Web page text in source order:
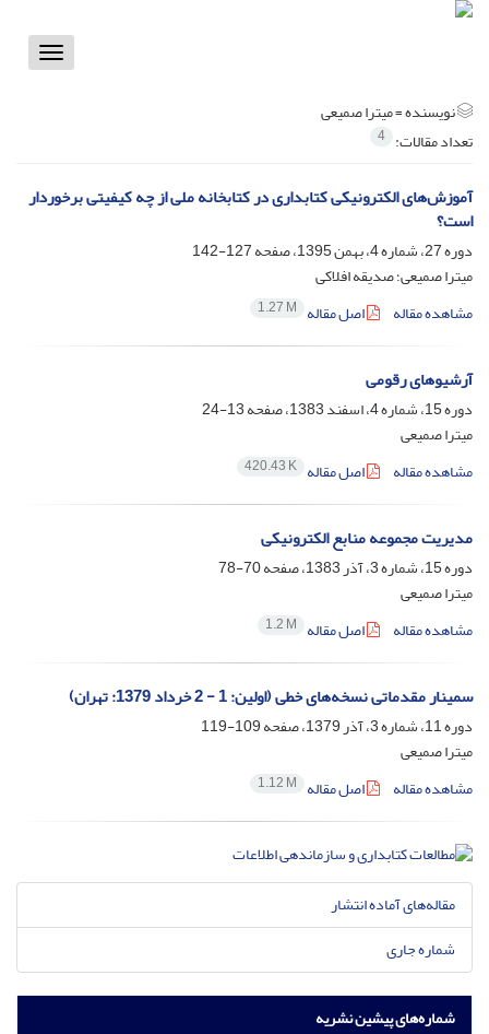
Toggle
نویسنده =میترا صمیعی
تعداد مقالات: 4
آموزش‌های الکترونیکی کتابداری در کتابخانه ملی از چه کیفیتی برخوردار
است؟
دوره 27، شماره 4، بهمن 1395، صفحه
127-142
میترا صمیعی؛ صدیقه افلاکی
مشاهده مقاله
اصل مقاله 1.27 M
آرشیوهای رقومی
دوره 15، شماره 4، اسفند 1383، صفحه
13-24
میترا صمیعی
مشاهده مقاله
اصل مقاله 420.43 K
مدیریت مجموعه منابع الکترونیکی
دوره 15، شماره 3، آذر 1383، صفحه
70-78
میترا صمیعی
مشاهده مقاله
اصل مقاله 1.2 M
سمینار مقدماتی نسخه‌های خطی (اولین: 1 - 2 خرداد 1379: تهران)
دوره 11، شماره 3، آذر 1379، صفحه
109-119
میترا صمیعی
مشاهده مقاله
اصل مقاله 1.12 M
مقاله‌های آماده انتشار
شماره جاری
شماره‌های پیشین نشریه